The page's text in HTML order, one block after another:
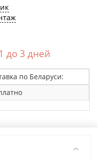
до 3 дней
по Беларуси: